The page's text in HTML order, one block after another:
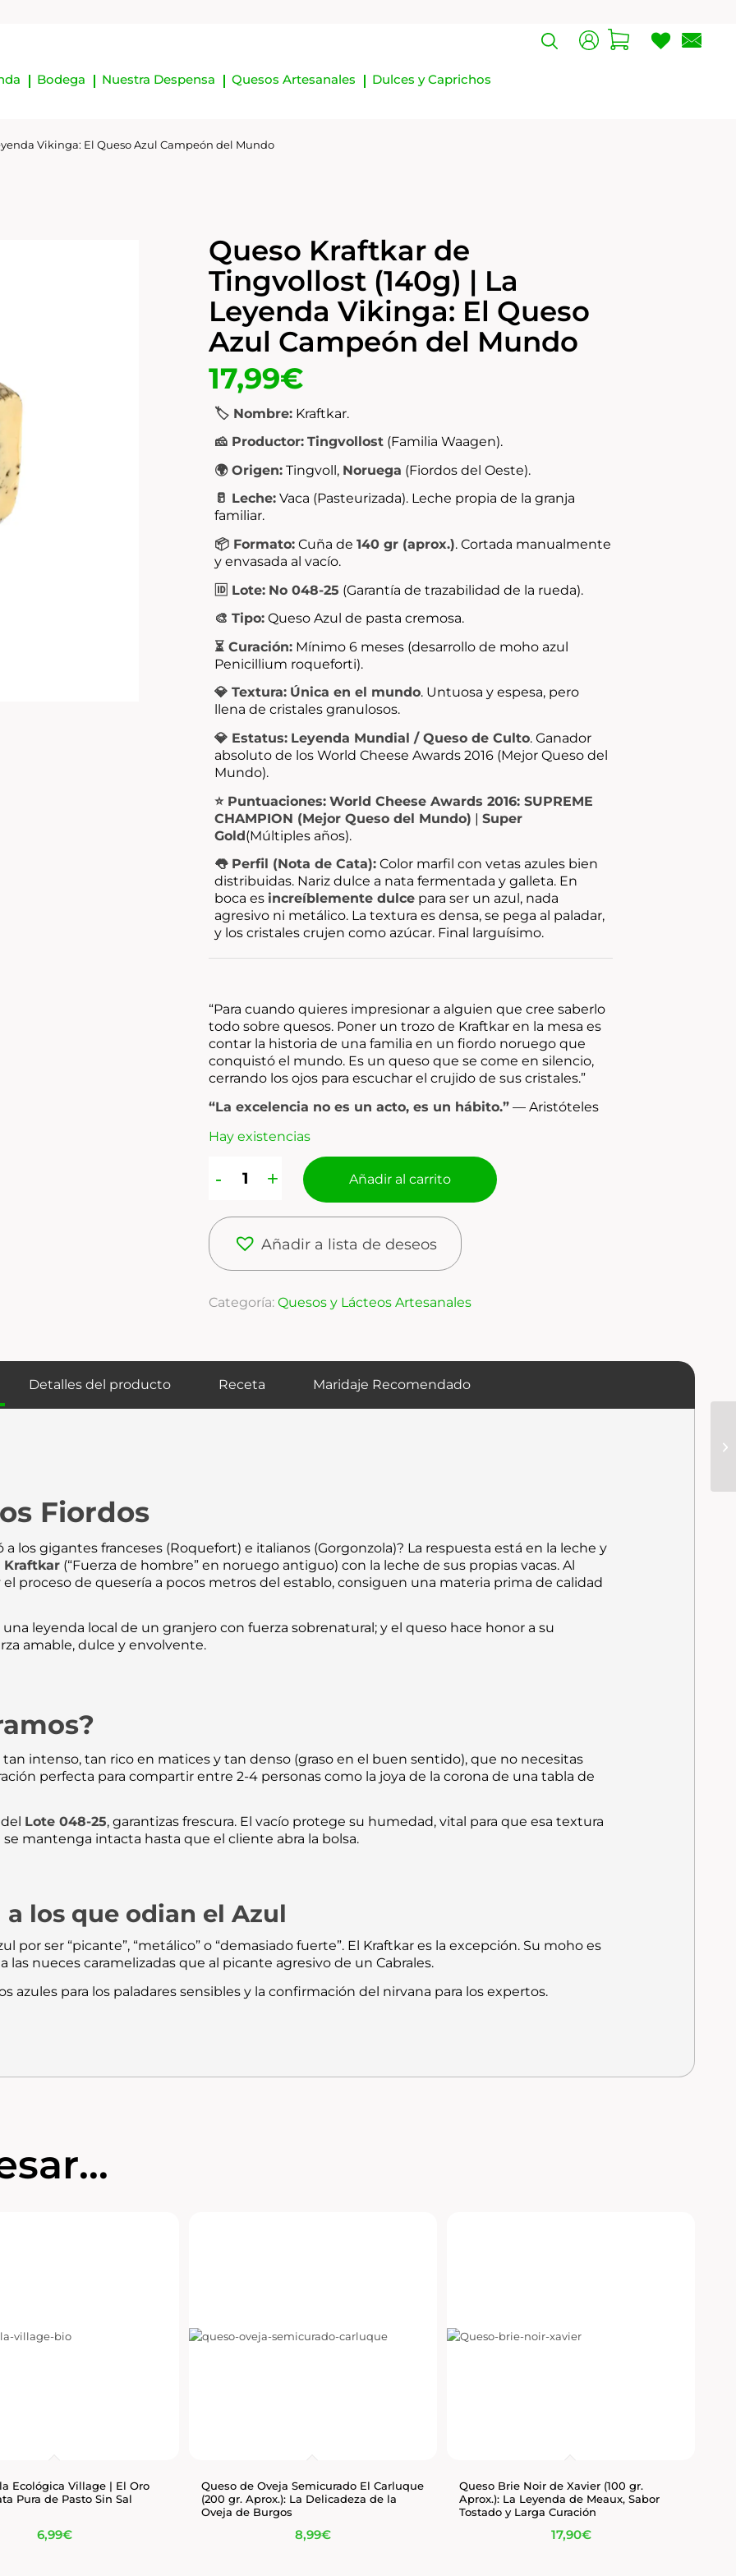
Bodega Nuestra Despensa Quesos Artesanales Dulces y Caprichos
Vikinga: El Queso Azul Campeón del Mundo
Queso Kraftkar de
Tingvollost (140g) | La
Leyenda Vikinga: El Queso
Azul Campeón del Mundo
17,99€
🏷️ Nombre: Kraftkar.
🧀 Productor: Tingvollost (Familia Waagen).
🌍 Origen: Tingvoll, Noruega (Fiordos del Oeste).
🥛 Leche: Vaca (Pasteurizada). Leche propia de la granja
familiar.
📦 Formato: Cuña de140 gr (aprox.). Cortada manualmente
y envasada al vacío.
🆔 Lote: No 048-25 (Garantía de trazabilidad de la rueda).
🎨 Tipo: Queso Azul de pasta cremosa.
⏳ Curación: Mínimo 6 meses (desarrollo de moho azul
Penicillium roqueforti).
💎 Textura: Única en el mundo. Untuosa y espesa, pero
llena de cristales granulosos.
💎 Estatus: Leyenda Mundial / Queso de Culto. Ganador
absoluto de los World Cheese Awards 2016 (Mejor Queso del
Mundo).
⭐ Puntuaciones: World Cheese Awards 2016: SUPREME
CHAMPION (Mejor Queso del Mundo) |Super
Gold(Múltiples años).
👅 Perfil (Nota de Cata): Color marfil con vetas azules bien
distribuidas. Nariz dulce a nata fermentada y galleta. En
boca es increíblemente dulce para ser un azul, nada
agresivo ni metálico. La textura es densa, se pega al paladar,
y los cristales crujen como azúcar. Final larguísimo.
“Para cuando quieres impresionar a alguien que cree saberlo
todo sobre quesos. Poner un trozo de Kraftkar en la mesa es
contar la historia de una familia en un fiordo noruego que
conquistó el mundo. Es un queso que se come en silencio,
cerrando los ojos para escuchar el crujido de sus cristales.”
“La excelencia no es un acto, es un hábito.” —Aristóteles
Hay existencias
Añadir al carrito
Añadir a lista de deseos
Categoría:Quesos y Lácteos Artesanales
Detalles del producto Receta Maridaje Recomendado
Fiordos
los gigantes franceses (Roquefort) e italianos (Gorgonzola)? La respuesta está en la leche y
Kraftkar(“Fuerza de hombre” en noruego antiguo) con la leche de sus propias vacas. Al
proceso de quesería a pocos metros del establo, consiguen una materia prima de calidad
leyenda local de un granjero con fuerza sobrenatural; y el queso hace honor a su
amable, dulce y envolvente.
tan intenso, tan rico en matices y tan denso (graso en el buen sentido), que no necesitas
perfecta para compartir entre 2-4 personas como la joya de la corona de una tabla de
Lote 048-25, garantizas frescura. El vacío protege su humedad, vital para que esa textura
se mantenga intacta hasta que el cliente abra la bolsa.
los que odian el Azul
por ser “picante”, “metálico” o “demasiado fuerte”. El Kraftkar es la excepción. Su moho es
las nueces caramelizadas que al picante agresivo de un Cabrales.
azules para los paladares sensibles y la confirmación del nirvana para los expertos.
Ecológica Village | El Oro
Pura de Pasto Sin Sal
6,99€
Queso de Oveja Semicurado El Carluque
(200 gr. Aprox.): La Delicadeza de la
Oveja de Burgos
8,99€
Queso Brie Noir de Xavier (100 gr.
Aprox.): La Leyenda de Meaux, Sabor
Tostado y Larga Curación
17,90€